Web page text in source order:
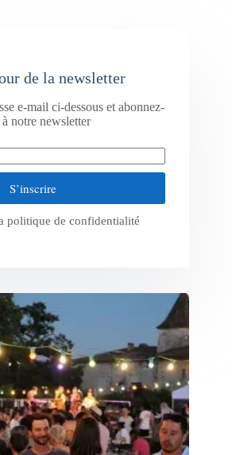
de la newsletter
e-mail ci-dessous et abonnez-
notre newsletter
S’inscrire
politique de confidentialité